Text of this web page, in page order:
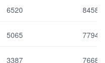
6520 84584
5065 77941
3387 76680